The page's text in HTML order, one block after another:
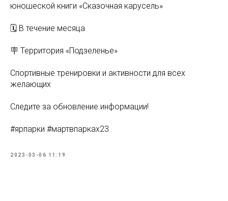
юношеской книги «Сказочная карусель»
🗓 В течение месяца
🪧 Территория «Подзеленье»
Спортивные тренировки и активности для всех
желающих
Следите за обновление информации!
#ярпарки #мартвпарках23
2023-03-06 11:19